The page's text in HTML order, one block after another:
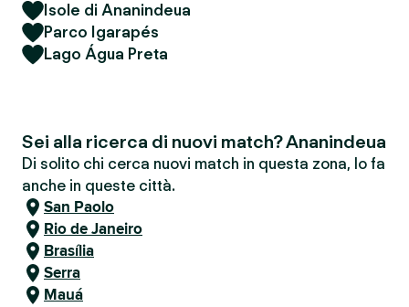
Isole di Ananindeua
Parco Igarapés
Lago Água Preta
Sei alla ricerca di nuovi match? Ananindeua
Di solito chi cerca nuovi match in questa zona, lo fa
anche in queste città.
San Paolo
Rio de Janeiro
Brasília
Serra
Mauá